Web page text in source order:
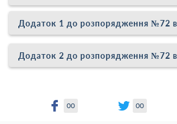
Додаток 1 до розпорядження №72
Додаток 2 до розпорядження №72
00 00